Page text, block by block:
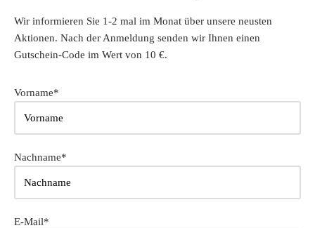
Wir informieren Sie 1-2 mal im Monat über unsere neusten
Aktionen. Nach der Anmeldung senden wir Ihnen einen
Gutschein-Code im Wert von 10 €.
Vorname*
Nachname*
E-Mail*